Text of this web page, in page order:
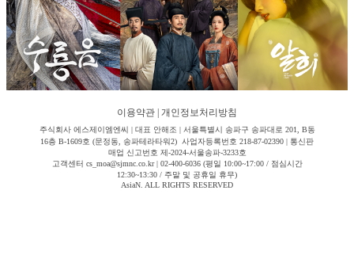
이용약관 개인정보처리방침
주식회사 에스제이엠엔씨 | 대표 안해조 | 서울특별시 송파구 송파대로 201, B동
16층 B-1609호 (문정동, 송파테라타워2) 사업자등록번호 218-87-02390 | 통신판
매업 신고번호 제-2024-서울송파-3233호
고객센터 cs_moa@sjmnc.co.kr | 02-400-6036 (평일 10:00~17:00 / 점심시간
12:30~13:30 / 주말 및 공휴일 휴무)
AsiaN. ALL RIGHTS RESERVED